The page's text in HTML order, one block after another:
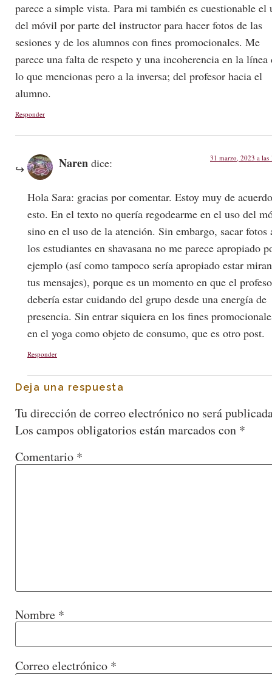
parece a simple vista. Para mi también es cuestionable el
del móvil por parte del instructor para hacer fotos de las
sesiones y de los alumnos con fines promocionales. Me
parece una falta de respeto y una incoherencia en la línea
lo que mencionas pero a la inversa; del profesor hacia el
alumno.
Responder
Naren dice: 31 marzo, 2023 a las
Hola Sara: gracias por comentar. Estoy muy de
esto. En el texto no quería regodearme en el uso del
sino en el uso de la atención. Sin embargo, sacar fotos
los estudiantes en shavasana no me parece apropiado
ejemplo (así como tampoco sería apropiado estar
tus mensajes), porque es un momento en que el
debería estar cuidando del grupo desde una energía de
presencia. Sin entrar siquiera en los fines
en el yoga como objeto de consumo, que es otro post.
Responder
Deja una respuesta
Tu dirección de correo electrónico no será
Los campos obligatorios están marcados con *
Comentario *
Nombre *
Correo electrónico *